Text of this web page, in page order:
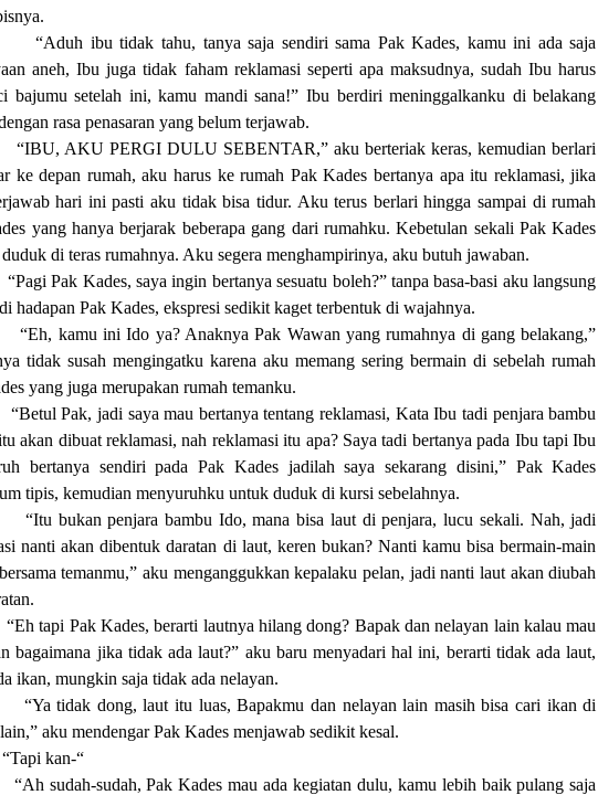
“Aduh ibu tidak tahu, tanya saja sendiri sama Pak Kades, kamu ini ada saja
aneh, Ibu juga tidak faham reklamasi seperti apa maksudnya, sudah Ibu harus
bajumu setelah ini, kamu mandi sana!” Ibu berdiri meninggalkanku di belakang
rasa penasaran yang belum terjawab.
“IBU, AKU PERGI DULU SEBENTAR,” aku berteriak keras, kemudian berlari
ke depan rumah, aku harus ke rumah Pak Kades bertanya apa itu reklamasi, jika
hari ini pasti aku tidak bisa tidur. Aku terus berlari hingga sampai di rumah
yang hanya berjarak beberapa gang dari rumahku. Kebetulan sekali Pak Kades
duduk di teras rumahnya. Aku segera menghampirinya, aku butuh jawaban.
“Pagi Pak Kades, saya ingin bertanya sesuatu boleh?” tanpa basa-basi aku langsung
hadapan Pak Kades, ekspresi sedikit kaget terbentuk di wajahnya.
“Eh, kamu ini Ido ya? Anaknya Pak Wawan yang rumahnya di gang belakang,”
tidak susah mengingatku karena aku memang sering bermain di sebelah rumah
yang juga merupakan rumah temanku.
“Betul Pak, jadi saya mau bertanya tentang reklamasi, Kata Ibu tadi penjara bambu
akan dibuat reklamasi, nah reklamasi itu apa? Saya tadi bertanya pada Ibu tapi Ibu
bertanya sendiri pada Pak Kades jadilah saya sekarang disini,” Pak Kades
tipis, kemudian menyuruhku untuk duduk di kursi sebelahnya.
“Itu bukan penjara bambu Ido, mana bisa laut di penjara, lucu sekali. Nah, jadi
nanti akan dibentuk daratan di laut, keren bukan? Nanti kamu bisa bermain-main
temanmu,” aku menganggukkan kepalaku pelan, jadi nanti laut akan diubah
“Eh tapi Pak Kades, berarti lautnya hilang dong? Bapak dan nelayan lain kalau mau
bagaimana jika tidak ada laut?” aku baru menyadari hal ini, berarti tidak ada laut,
ikan, mungkin saja tidak ada nelayan.
“Ya tidak dong, laut itu luas, Bapakmu dan nelayan lain masih bisa cari ikan di
aku mendengar Pak Kades menjawab sedikit kesal.
“Tapi kan-“
“Ah sudah-sudah, Pak Kades mau ada kegiatan dulu, kamu lebih baik pulang saja